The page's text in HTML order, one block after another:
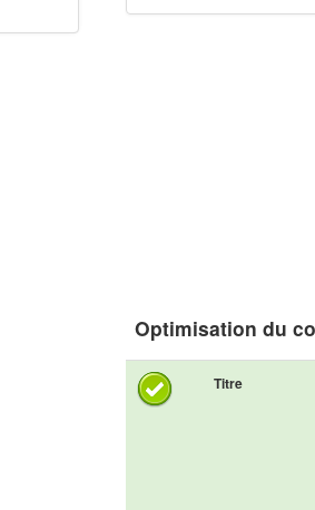
Optimisation du
Titre